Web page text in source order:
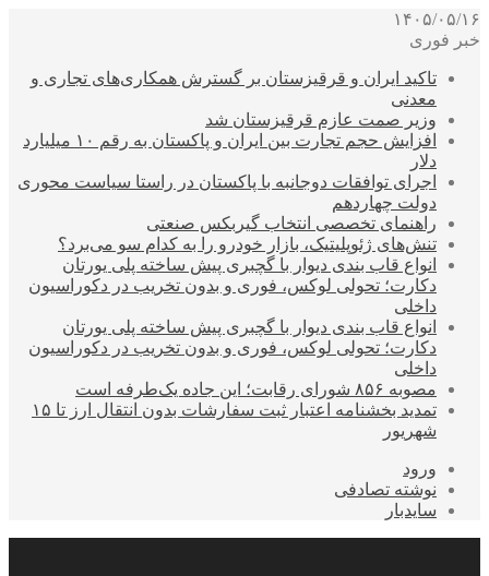
۱۴۰۵/۰۵/۱۶
خبر فوری
تاکید ایران و قرقیزستان بر گسترش همکاری‌های تجاری و
معدنی
وزیر صمت عازم قرقیزستان شد
افزایش حجم تجارت بین ایران و پاکستان به رقم ۱۰ میلیارد
دلار
اجرای توافقات دوجانبه با پاکستان در راستا سیاست محوری
دولت چهاردهم
راهنمای تخصصی انتخاب گیربکس صنعتی
تنش‌های ژئوپلیتیک، بازار خودرو را به کدام سو می‌برد؟
انواع قاب بندی دیوار با گچبری پیش ساخته پلی یورتان
دکارت؛ تحولی لوکس، فوری و بدون تخریب در دکوراسیون
داخلی
انواع قاب بندی دیوار با گچبری پیش ساخته پلی یورتان
دکارت؛ تحولی لوکس، فوری و بدون تخریب در دکوراسیون
داخلی
مصوبه ۸۵۶ شورای رقابت؛ این جاده یک‌طرفه است
تمدید بخشنامه اعتبار ثبت سفارشات بدون انتقال ارز تا ۱۵
شهریور
ورود
نوشته تصادفی
سایدبار